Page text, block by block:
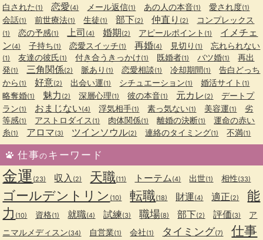
白された (1) 恋愛(4) メール返信(1) あの人の本音(1) 愛され度(1)
会話(1) 前世療法(1) 生徒(1) 部下(2) 仲直り (2) コンプレックス
(1) 恋の予感(1) 上司 (4) 婚期(2) アピールポイント (1)
イメチェ
ン(4) 子持ち(1) 恋愛スイッチ(1) 再婚(4) 見切り (1) 忘れられない
(1) 友達の彼氏(1) 付き合うきっかけ(1) 既婚者(1) バツ婚(1)
再出
発(1) 三角関係(2) 脈あり (1) 恋愛相談(1) 冷却期間(1)
告白どっち
から (1) 好意(2) 出会い運(1) シチュエーション(1) 婚活サイト (1)
略奪婚(1) 魅力 (2) 深層心理(1) 彼の本音(1) 元カレ (2)
デートプ
ラン(1) おまじない(4) 浮気相手(1) 素っ気ない(1) 美容運(1)
劣
等感(1) アストロダイス (1) 肉体関係(1) 離婚の決断(1)
運命の赤い
糸(1) アロマ(3) ツインソウル(2) 連絡のタイミング(1) 不満(1)
仕事のキーワード
金運 (23) 収入 (2) 天職(11) トーテム(4) 出世(1) 相性(33)
ゴールデントリン (10) 転職(18) 財運(4) 適正(2)
能
力 (10) 資格(1) 就職(4) 試練(3) 職場(8) 部下(2) 評価(3)
ア
ニマルメディスン(34) 自営業(1) 会社(1) タイミング(7)
仕事